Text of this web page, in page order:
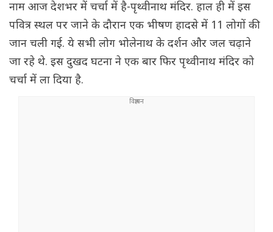
नाम आज देशभर में चर्चा में है-पृथ्वीनाथ मंदिर. हाल ही में इस
पवित्र स्थल पर जाने के दौरान एक भीषण हादसे में 11 लोगों की
जान चली गई. ये सभी लोग भोलेनाथ के दर्शन और जल चढ़ाने
जा रहे थे. इस दुखद घटना ने एक बार फिर पृथ्वीनाथ मंदिर को
चर्चा में ला दिया है.